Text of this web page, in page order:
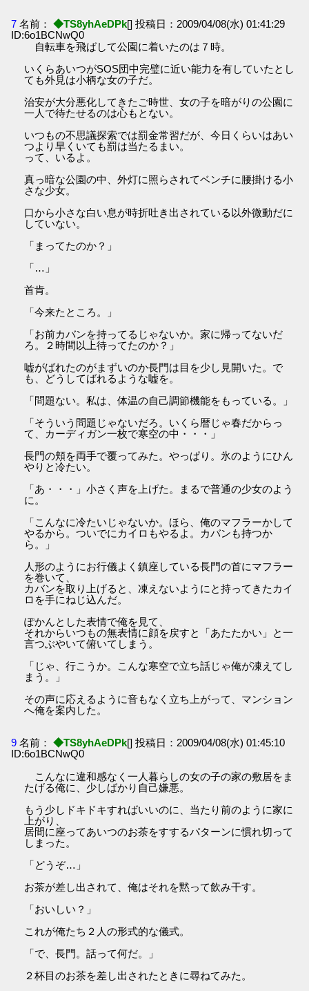
7 名前： ◆TS8yhAeDPk[] 投稿日：2009/04/08(水) 01:41:29
ID:6o1BCNwQ0
自転車を飛ばして公園に着いたのは７時。
いくらあいつがSOS団中完璧に近い能力を有していたとし
ても外見は小柄な女の子だ。
治安が大分悪化してきたご時世、女の子を暗がりの公園に
一人で待たせるのは心もとない。
いつもの不思議探索では罰金常習だが、今日くらいはあい
つより早くいても罰は当たるまい。
って、いるよ。
真っ暗な公園の中、外灯に照らされてベンチに腰掛ける小
さな少女。
口から小さな白い息が時折吐き出されている以外微動だに
していない。
「まってたのか？」
「…」
首肯。
「今来たところ。」
「お前カバンを持ってるじゃないか。家に帰ってないだ
ろ。２時間以上待ってたのか？」
嘘がばれたのがまずいのか長門は目を少し見開いた。で
も、どうしてばれるような嘘を。
「問題ない。私は、体温の自己調節機能をもっている。」
「そういう問題じゃないだろ。いくら暦じゃ春だからっ
て、カーディガン一枚で寒空の中・・・」
長門の頬を両手で覆ってみた。やっぱり。氷のようにひん
やりと冷たい。
「あ・・・」小さく声を上げた。まるで普通の少女のよう
に。
「こんなに冷たいじゃないか。ほら、俺のマフラーかして
やるから。ついでにカイロもやるよ。カバンも持つか
ら。」
人形のようにお行儀よく鎮座している長門の首にマフラー
を巻いて、
カバンを取り上げると、凍えないようにと持ってきたカイ
ロを手にねじ込んだ。
ぽかんとした表情で俺を見て、
それからいつもの無表情に顔を戻すと「あたたかい」と一
言つぶやいて俯いてしまう。
「じゃ、行こうか。こんな寒空で立ち話じゃ俺が凍えてし
まう。」
その声に応えるように音もなく立ち上がって、マンション
へ俺を案内した。
9 名前： ◆TS8yhAeDPk[] 投稿日：2009/04/08(水) 01:45:10
ID:6o1BCNwQ0
こんなに違和感なく一人暮らしの女の子の家の敷居をま
たげる俺に、少しばかり自己嫌悪。
もう少しドキドキすればいいのに、当たり前のように家に
上がり、
居間に座ってあいつのお茶をすするパターンに慣れ切って
しまった。
「どうぞ…」
お茶が差し出されて、俺はそれを黙って飲み干す。
「おいしい？」
これが俺たち２人の形式的な儀式。
「で、長門。話って何だ。」
２杯目のお茶を差し出されたときに尋ねてみた。